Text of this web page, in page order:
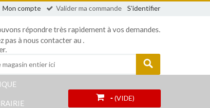
Mon compte Valider ma commande S'identifier
répondre très rapidement à vos demandes.
pas à nous contacter au .
- (VIDE)